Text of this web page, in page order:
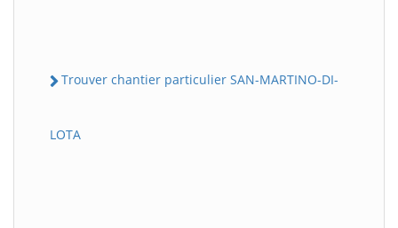
Trouver chantier particulier SAN-MARTINO-DI-
LOTA